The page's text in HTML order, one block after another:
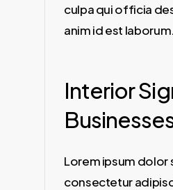
culpa qui officia
anim id est laborum.
Interior
Lorem ipsum dolor
consectetur